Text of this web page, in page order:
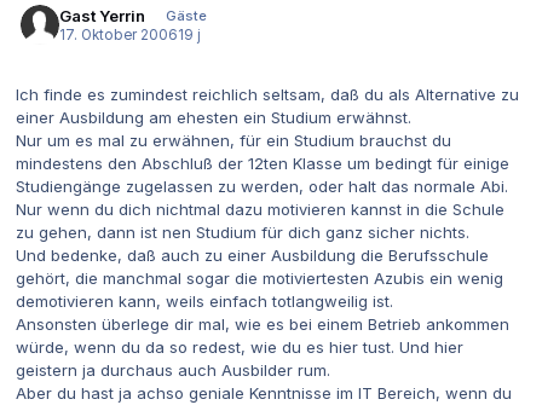
Gast Yerrin
Gäste
17. Oktober 200619 j
Ich finde es zumindest reichlich seltsam, daß du als Alternative zu
einer Ausbildung am ehesten ein Studium erwähnst.
Nur um es mal zu erwähnen, für ein Studium brauchst du
mindestens den Abschluß der 12ten Klasse um bedingt für einige
Studiengänge zugelassen zu werden, oder halt das normale Abi.
Nur wenn du dich nichtmal dazu motivieren kannst in die Schule
zu gehen, dann ist nen Studium für dich ganz sicher nichts.
Und bedenke, daß auch zu einer Ausbildung die Berufsschule
gehört, die manchmal sogar die motiviertesten Azubis ein wenig
demotivieren kann, weils einfach totlangweilig ist.
Ansonsten überlege dir mal, wie es bei einem Betrieb ankommen
würde, wenn du da so redest, wie du es hier tust. Und hier
geistern ja durchaus auch Ausbilder rum.
Aber du hast ja achso geniale Kenntnisse im IT Bereich, wenn du